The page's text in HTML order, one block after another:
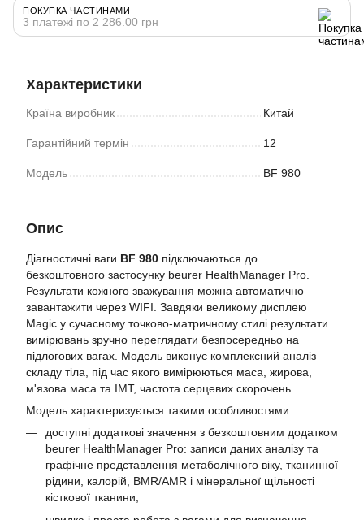
ПОКУПКА ЧАСТИНАМИ
3 платежі по 2 286.00 грн
Характеристики
Країна виробник Китай
Гарантійний термін 12
Модель BF 980
Опис
Діагностичні ваги BF 980 підключаються до
безкоштовного застосунку beurer HealthManager Pro.
Результати кожного зважування можна автоматично
завантажити через WIFI. Завдяки великому дисплею
Magic у сучасному точково-матричному стилі результати
вимірювань зручно переглядати безпосередньо на
підлогових вагах. Модель виконує комплексний аналіз
складу тіла, під час якого вимірюються маса, жирова,
м'язова маса та ІМТ, частота серцевих скорочень.
Модель характеризується такими особливостями:
доступні додаткові значення з безкоштовним додатком
beurer HealthManager Pro: записи даних аналізу та
графічне представлення метаболічного віку, тканинної
рідини, калорій, BMR/AMR і мінеральної щільності
кісткової тканини;